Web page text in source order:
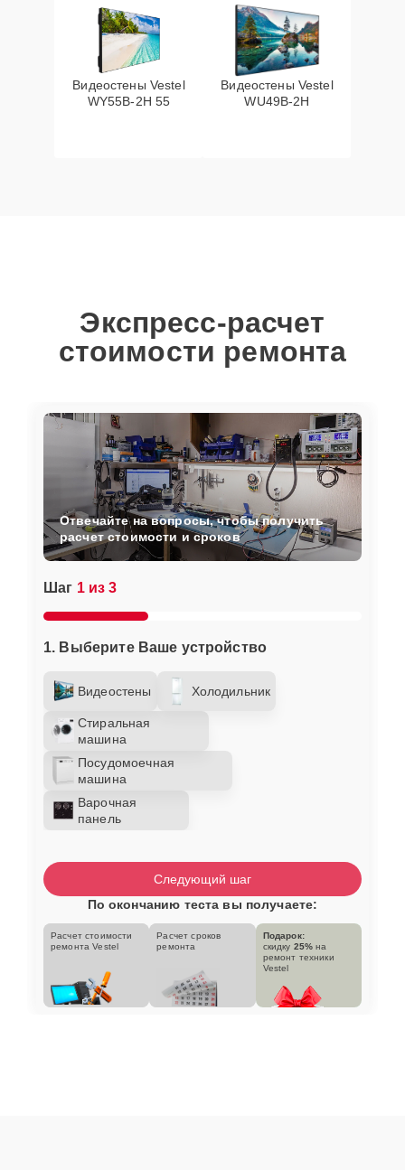
Видеостены Vestel
WY55B-2H 55
Видеостены Vestel
WU49B-2H
Экспресс-расчет
стоимости ремонта
Шаг 1 из 3
1. Выберите Ваше устройство
Видеостены Холодильник
Стиральная
машина
Посудомоечная
машина
Варочная
панель
Отвечайте на вопросы, чтобы получить
расчет стоимости и сроков
Следующий шаг
По окончанию теста вы получаете:
Расчет стоимости
ремонта Vestel
Расчет сроков
ремонта
Подарок:
скидку 25% на
ремонт техники
Vestel